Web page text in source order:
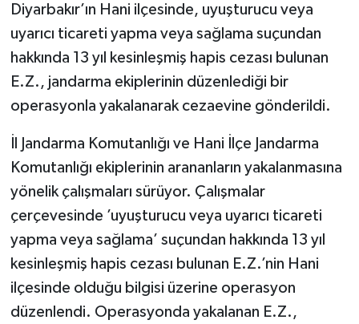
Diyarbakır’ın Hani ilçesinde, uyuşturucu veya
uyarıcı ticareti yapma veya sağlama suçundan
hakkında 13 yıl kesinleşmiş hapis cezası bulunan
E.Z., jandarma ekiplerinin düzenlediği bir
operasyonla yakalanarak cezaevine gönderildi.
İl Jandarma Komutanlığı ve Hani İlçe Jandarma
Komutanlığı ekiplerinin arananların yakalanmasına
yönelik çalışmaları sürüyor. Çalışmalar
çerçevesinde ’uyuşturucu veya uyarıcı ticareti
yapma veya sağlama’ suçundan hakkında 13 yıl
kesinleşmiş hapis cezası bulunan E.Z.’nin Hani
ilçesinde olduğu bilgisi üzerine operasyon
düzenlendi. Operasyonda yakalanan E.Z.,